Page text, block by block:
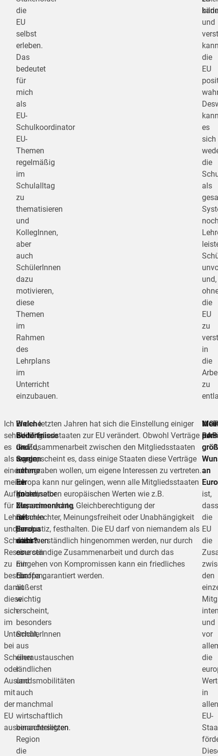
die
EU
selbst
erleben.
Das
bedeutet
für
mich
als
EU-
Schulkoordinator
EU-
Themen
regelmäßig
im
Schulalltag
zu
thematisieren
und
KollegInnen,
aber
auch
SchülerInnen
dazu
motivieren,
diese
Themen
im
Rahmen
des
Lehrplans
im
Unterricht
einzubauen.
und
die
EU
es
sich
die
als
und,
die
EU
zu
in
die
zu
Ich
sehe
es
als
eine
meiner
Aufgaben,
für
LehrerInnen
und
SchülerInnen
Ressourcen
zu
beschaffen,
damit
diese
sich
im
Unterricht,
bei
Schüleraustauschen
oder
Auslandsmobilitäten
mit
der
EU
auseinandersetzen.
Ein
weiterer
Grund,
warum
ich
E+
Koordinator
bin,
ist
jener,
dass
es
mir
für
äußerst
wichtig
erscheint,
besonders
SchülerInnen
aus
einer
ländlichen
und
auch
manchmal
wirtschaftlich
benachteiligten
Region
die
Welche
Bedürfnisse
und
Sorgen
nehme
ich
im
Zusammenhang
mit
Europa
wahr?
In den letzten Jahren hat sich die Einstellung einiger
EU-Mitgliedstaaten zur EU verändert. Obwohl Verträge
die Zusammenarbeit zwischen den Mitgliedsstaaten
regeln, scheint es, dass einige Staaten diese Verträge
untergraben wollen, um eigene Interessen zu vertreten.
Europa kann nur gelingen, wenn alle Mitgliedsstaaten
an denselben europäischen Werten wie z.B.
Menschenrechte, Gleichberechtigung der
Geschlechter, Meinungsfreiheit oder Unabhängigkeit
der Justiz, festhalten. Die EU darf von niemandem als
selbstverständlich hingenommen werden, nur durch
eine ständige Zusammenarbeit und durch das
Eingehen von Kompromissen kann ein friedliches
Europa garantiert werden.
an
an
ist,
dass
die
EU
die
den
und
vor
die
in
allen
EU-